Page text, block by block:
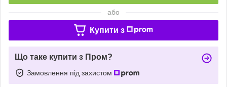
або
Купити з
Що таке купити з Пром?
Замовлення під захистом